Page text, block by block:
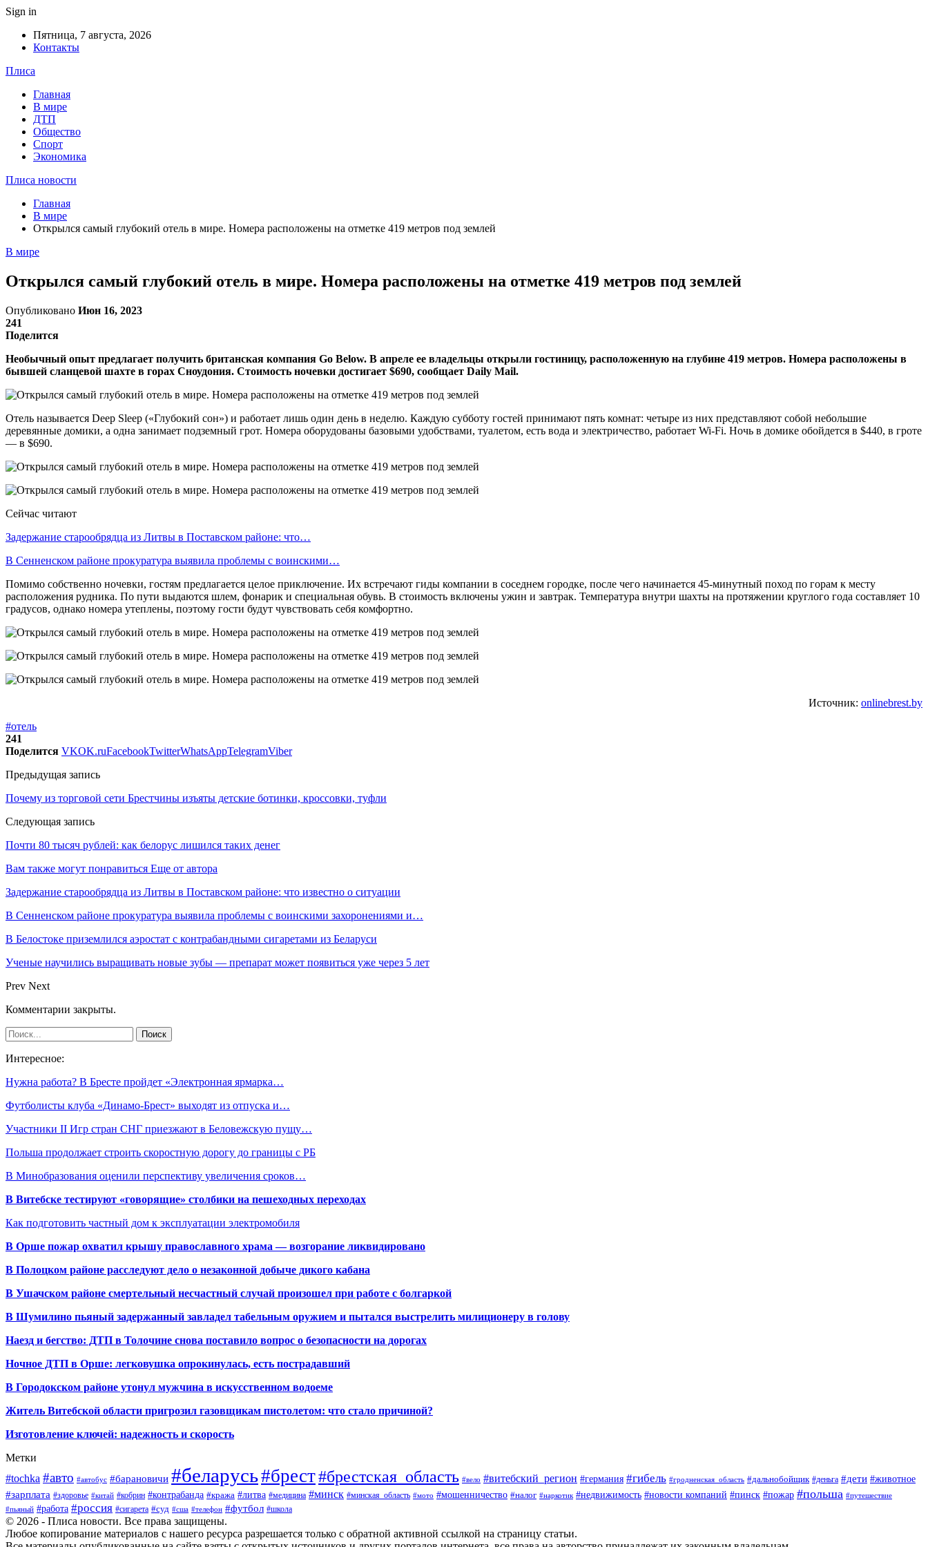
Sign in
Пятница, 7 августа, 2026
Контакты
Плиса
Главная
В мире
ДТП
Общество
Спорт
Экономика
Плиса новости
Главная
В мире
Открылся самый глубокий отель в мире. Номера расположены на отметке 419 метров под землей
В мире
Открылся самый глубокий отель в мире. Номера расположены на отметке 419 метров под землей
Опубликовано Июн 16, 2023
241
Поделится
Необычный опыт предлагает получить британская компания Go Below. В апреле ее владельцы открыли гостиницу, расположенную на глубине 419 метров. Номера расположены в
бывшей сланцевой шахте в горах Сноудония. Стоимость ночевки достигает $690, сообщает Daily Mail.
Отель называется Deep Sleep («Глубокий сон») и работает лишь один день в неделю. Каждую субботу гостей принимают пять комнат: четыре из них представляют собой небольшие
деревянные домики, а одна занимает подземный грот. Номера оборудованы базовыми удобствами, туалетом, есть вода и электричество, работает Wi-Fi. Ночь в домике обойдется в $440, в гроте
— в $690.
Сейчас читают
Задержание старообрядца из Литвы в Поставском районе: что…
В Сенненском районе прокуратура выявила проблемы с воинскими…
Помимо собственно ночевки, гостям предлагается целое приключение. Их встречают гиды компании в соседнем городке, после чего начинается 45-минутный поход по горам к месту
расположения рудника. По пути выдаются шлем, фонарик и специальная обувь. В стоимость включены ужин и завтрак. Температура внутри шахты на протяжении круглого года составляет 10
градусов, однако номера утеплены, поэтому гости будут чувствовать себя комфортно.
Источник: onlinebrest.by
#отель
241
Поделится VKOK.ruFacebookTwitterWhatsAppTelegramViber
Предыдущая запись
Почему из торговой сети Брестчины изъяты детские ботинки, кроссовки, туфли
Следующая запись
Почти 80 тысяч рублей: как белорус лишился таких денег
Вам также могут понравиться Еще от автора
Задержание старообрядца из Литвы в Поставском районе: что известно о ситуации
В Сенненском районе прокуратура выявила проблемы с воинскими захоронениями и…
В Белостоке приземлился аэростат с контрабандными сигаретами из Беларуси
Ученые научились выращивать новые зубы — препарат может появиться уже через 5 лет
Prev Next
Комментарии закрыты.
Интересное:
Нужна работа? В Бресте пройдет «Электронная ярмарка…
Футболисты клуба «Динамо-Брест» выходят из отпуска и…
Участники II Игр стран СНГ приезжают в Беловежскую пущу…
Польша продолжает строить скоростную дорогу до границы с РБ
В Минобразования оценили перспективу увеличения сроков…
В Витебске тестируют «говорящие» столбики на пешеходных переходах
Как подготовить частный дом к эксплуатации электромобиля
В Орше пожар охватил крышу православного храма — возгорание ликвидировано
В Полоцком районе расследуют дело о незаконной добыче дикого кабана
В Ушачском районе смертельный несчастный случай произошел при работе с болгаркой
В Шумилино пьяный задержанный завладел табельным оружием и пытался выстрелить милиционеру в голову
Наезд и бегство: ДТП в Толочине снова поставило вопрос о безопасности на дорогах
Ночное ДТП в Орше: легковушка опрокинулась, есть пострадавший
В Городокском районе утонул мужчина в искусственном водоеме
Житель Витебской области пригрозил газовщикам пистолетом: что стало причиной?
Изготовление ключей: надежность и скорость
Метки
#tochka #авто #автобус #барановичи #беларусь#брест#брестская_область #вело #витебский_регион #германия #гибель #гродненская_область #дальнобойщик #деньга #дети #животное
#зарплата #здоровье #китай #кобрин #контрабанда #кража #литва #медицина #минск #минская_область #мото #мошенничество #налог #наркотик #недвижимость #новости компаний #пинск #пожар #польша #путешествие
#пьяный #работа #россия #сигарета #суд #сша #телефон #футбол #школа
© 2026 - Плиса новости. Все права защищены.
Любое копирование материалов с нашего ресурса разрешается только с обратной активной ссылкой на страницу статьи.